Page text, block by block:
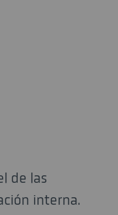
de las
interna.